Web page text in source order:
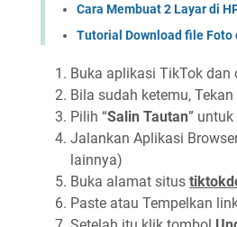
Cara Membuat 2 Layar di
Tutorial Download file Foto
Buka aplikasi TikTok
Bila sudah ketemu, Tekan
Pilih “Salin Tautan”
Jalankan Aplikasi
lainnya)
Buka alamat situs
Paste atau Tempelkan